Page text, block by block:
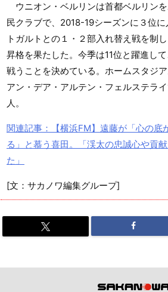
ウニオン・ベルリンは首都ベルリン
民クラブで、2018-19シーズンに３位
トガルトとの１・２部入れ替え戦を制
昇格を果たした。今季は11位と躍進し
戦うことを決めている。ホームスタジ
アン・デア・アルテン・フェルステラ
人。
関連記事：【横浜FM】遠藤が「心の底
る」と慕う喜田。「渓太の忠誠心や貢
た」
[文：サカノワ編集グループ]